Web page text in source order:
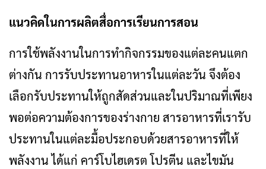
แนวคิดในการผลิตสื่อการเรียนการสอน
การใช้พลังงานในการทํากิจกรรมของแต่ละคนแตก
ต่างกัน การรับประทานอาหารในแต่ละวัน จึงต้อง
เลือกรับประทานให้ถูกสัดส่วนและในปริมาณที่เพียง
พอต่อความต้องการของร่างกาย สารอาหารที่เรารับ
ประทานในแต่ละมื้อประกอบด้วยสารอาหารที่ให้
พลังงาน ได้แก่ คาร์โบไฮเดรต โปรตีน และไขมัน